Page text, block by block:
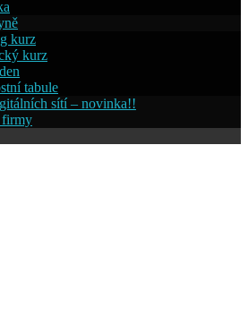
kurz
kurz
tabule
sítí – novinka!!